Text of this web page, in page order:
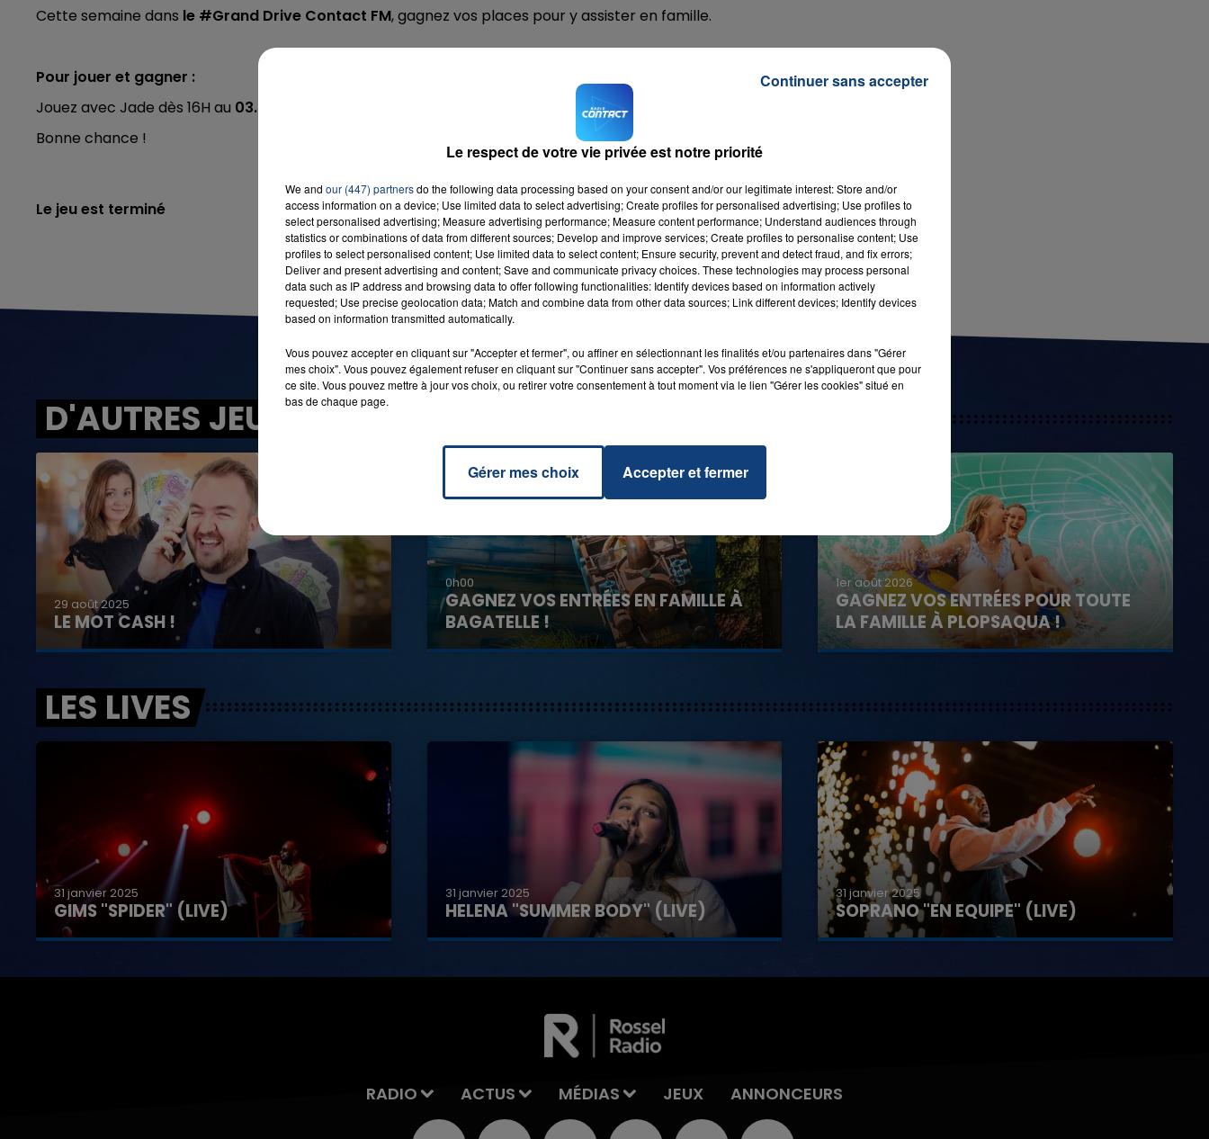
7h00 - 12h00
LA TEAM DU WEEK-END
16h00 - 20h00
LA TEAM DU WEEK-END
Cette semaine dans le #Grand Drive Contact FM, gagnez vos places pour y assister en famille.
Pour jouer et gagner :
Jouez avec Jade dès 16H au 03.20.26.8000
ou en remplissant le formulaire ci-dessous.
Bonne chance !
Le jeu est terminé
D'AUTRES JEUX
29 août 2025
LE MOT CASH !
0h00
GAGNEZ VOS ENTRÉES EN FAMILLE À
BAGATELLE !
1er août 2026
GAGNEZ VOS ENTRÉES POUR TOUTE
LA FAMILLE À PLOPSAQUA !
LES LIVES
31 janvier 2025
GIMS "SPIDER" (LIVE)
31 janvier 2025
HELENA "SUMMER BODY" (LIVE)
31 janvier 2025
SOPRANO "EN EQUIPE" (LIVE)
RADIO ACTUS MÉDIAS JEUX ANNONCEURS
Le respect de votre vie privée est notre priorité
We and our (447) partnersdo the following data processing based on your consent and/or our legitimate interest: Store and/or
access information on a device; Use limited data to select advertising; Create profiles for personalised advertising; Use profiles to
select personalised advertising; Measure advertising performance; Measure content performance; Understand audiences through
statistics or combinations of data from different sources; Develop and improve services; Create profiles to personalise content; Use
profiles to select personalised content; Use limited data to select content; Ensure security, prevent and detect fraud, and fix errors;
Deliver and present advertising and content; Save and communicate privacy choices. These technologies may process personal
data such as IP address and browsing data to offer following functionalities: Identify devices based on information actively
requested; Use precise geolocation data; Match and combine data from other data sources; Link different devices; Identify devices
based on information transmitted automatically.
Vous pouvez accepter en cliquant sur "Accepter et fermer", ou affiner en sélectionnant les finalités et/ou partenaires dans "Gérer
mes choix". Vous pouvez également refuser en cliquant sur "Continuer sans accepter". Vos préférences ne s'appliqueront que pour
ce site. Vous pouvez mettre à jour vos choix, ou retirer votre consentement à tout moment via le lien "Gérer les cookies" situé en
bas de chaque page.
Gérer mes choix Accepter et fermer
Continuer sans accepter